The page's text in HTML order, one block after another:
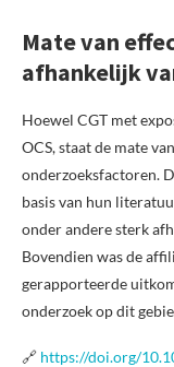
Mate van
afhankelijk
Hoewel CGT met
OCS, staat de mate
onderzoeksfactoren.
basis van hun
onder andere sterk
Bovendien was de
gerapporteerde
onderzoek op dit
🔗 https://doi.org/